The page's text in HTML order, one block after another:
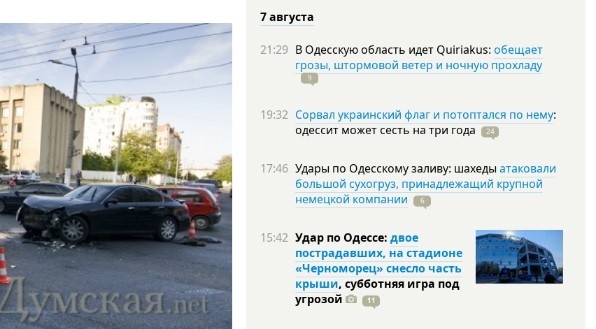
7 августа
21:29 В Одесскую область идет Quiriakus: обещает
грозы, штормовой ветер и ночную прохладу
9
19:32 Сорвал украинский флаг и потоптался по нему:
одессит может сесть на три года 24
17:46 Удары по Одесскому заливу: шахеды атаковали
большой сухогруз, принадлежащий крупной
немецкой компании
6
15:42 Удар по Одессе: двое
пострадавших, на стадионе
«Черноморец» снесло часть
крыши, субботняя игра под
угрозой
11